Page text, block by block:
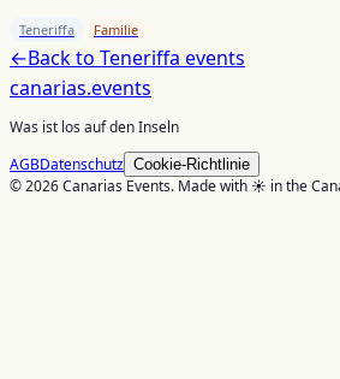
Teneriffa Familie
←Back to Teneriffa events
canarias.events
Was ist los auf den Inseln
AGBDatenschutz Cookie-Richtlinie
© 2026 Canarias Events. Made with ☀️ in the